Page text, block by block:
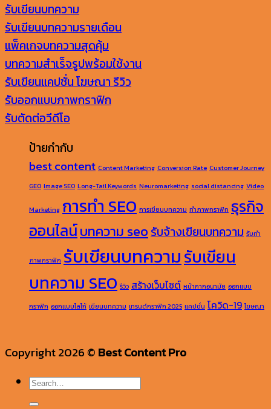
รับเขียนบทความ
รับเขียนบทความรายเดือน
แพ็คเกจบทความสุดคุ้ม
บทความสำเร็จรูปพร้อมใช้งาน
รับเขียนแคปชั่น โฆษณา รีวิว
รับออกแบบภาพกราฟิก
รับตัดต่อวีดีโอ
ป้ายกำกับ
best content Content Marketing Conversion Rate Customer Journey
GEO Image SEO Long-Tail Keywords Neuromarketing social distancing Video
Marketing การทำ SEO การเขียนบทความ ทำภาพกราฟิก ธุรกิจ
ออนไลน์บทความ seoรับจ้างเขียนบทความ รับทำ
ภาพกราฟิก รับเขียนบทความรับเขียน
บทความ SEO รีวิว สร้างเว็บไซต์ หน้ากากอนามัย ออกแบบ
กราฟิก ออกแบบโลโก้ เขียนบทความ เทรนด์กราฟิก 2025 แคปชั่น โควิด-19 โฆษณา
Copyright 2026 © Best Content Pro